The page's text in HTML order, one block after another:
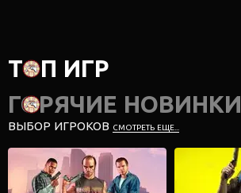
ТОП ИГР
ГОРЯЧИЕ НОВИНКИ
ВЫБОР ИГРОКОВ СМОТРЕТЬ ЕЩЕ...